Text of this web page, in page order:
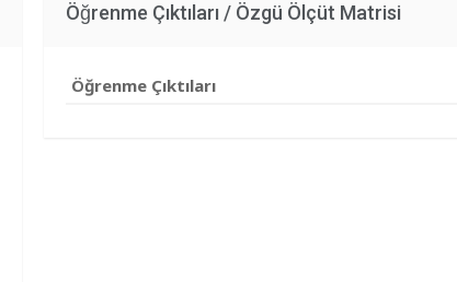
Öğrenme Çıktıları / Özgü Ölçüt Matrisi
Öğrenme Çıktıları